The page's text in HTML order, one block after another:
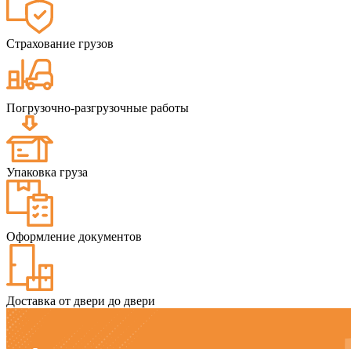
Страхование грузов
Погрузочно-разгрузочные работы
Упаковка груза
Оформление документов
Доставка от двери до двери